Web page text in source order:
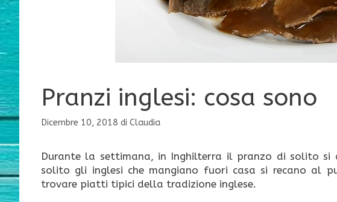
Pranzi inglesi: cosa sono
Dicembre 10, 2018 di Claudia
Durante la settimana, in Inghilterra il pranzo di solito
solito gli inglesi che mangiano fuori casa si recano al
trovare piatti tipici della tradizione inglese.